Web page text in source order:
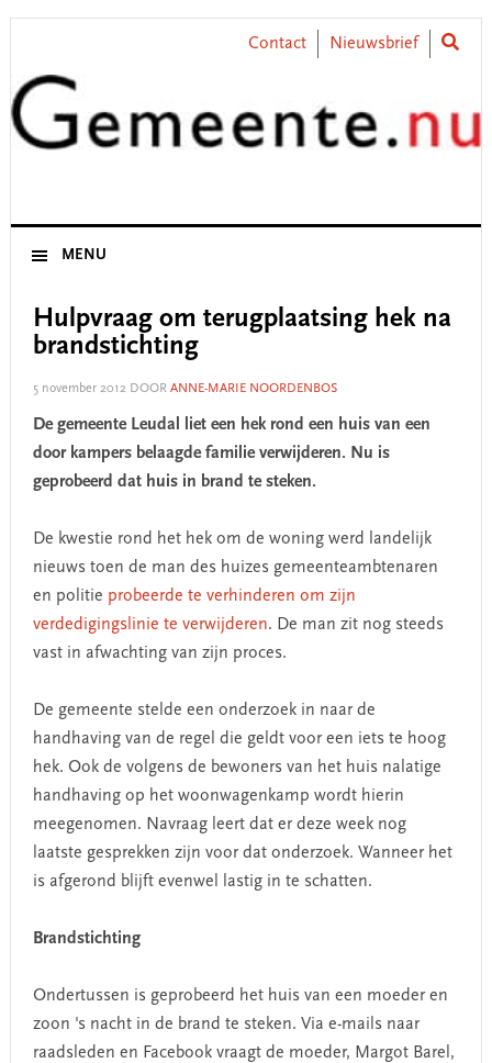
Skip
primary
navigation
Skip
content
Skip
primary
sidebar
Skip
footer
Contact Nieuwsbrief
MENU
Hulpvraag om terugplaatsing hek na
brandstichting
5 november 2012DOOR ANNE-MARIE NOORDENBOS
De gemeente Leudal liet een hek rond een huis van een
door kampers belaagde familie verwijderen. Nu is
geprobeerd dat huis in brand te steken.
De kwestie rond het hek om de woning werd landelijk
nieuws toen de man des huizes gemeenteambtenaren
en politie probeerde te verhinderen om zijn
verdedigingslinie te verwijderen. De man zit nog steeds
vast in afwachting van zijn proces.
De gemeente stelde een onderzoek in naar de
handhaving van de regel die geldt voor een iets te hoog
hek. Ook de volgens de bewoners van het huis nalatige
handhaving op het woonwagenkamp wordt hierin
meegenomen. Navraag leert dat er deze week nog
laatste gesprekken zijn voor dat onderzoek. Wanneer het
is afgerond blijft evenwel lastig in te schatten.
Brandstichting
Ondertussen is geprobeerd het huis van een moeder en
zoon 's nacht in de brand te steken. Via e-mails naar
raadsleden en Facebook vraagt de moeder, Margot Barel,